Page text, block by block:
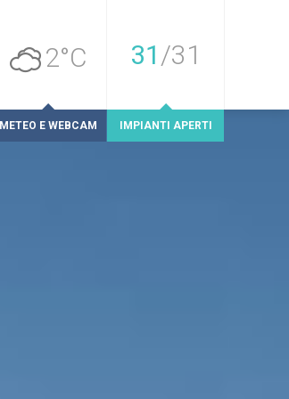
2°C
METEO E WEBCAM
31 /31
IMPIANTI APERTI